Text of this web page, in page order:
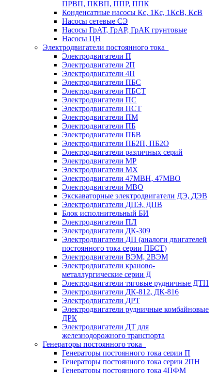
ПРВП, ПКВП, ППР, ППК
Конденсатные насосы Кс, 1Кс, 1КсВ, КсВ
Насосы сетевые СЭ
Насосы ГрАТ, ГрАР, ГрАК грунтовые
Насосы ЦН
Электродвигатели постоянного тока
Электродвигатели П
Электродвигатели 2П
Электродвигатели 4П
Электродвигатели ПБС
Электродвигатели ПБСТ
Электродвигатели ПС
Электродвигатели ПСТ
Электродвигатели ПМ
Электродвигатели ПБ
Электродвигатели ПБВ
Электродвигатели ПБ2П, ПБ2О
Электродвигатели различных серий
Электродвигатели МР
Электродвигатели MX
Электродвигатели 47MBH, 47МВО
Электродвигатели MBO
Экскаваторные электродвигатели ДЭ, ДЭВ
Электродвигатели ДПЭ, ДПВ
Блок исполнительный БИ
Электродвигатели ПЛ
Электродвигатели ДК-309
Электродвигатели ДП (аналоги двигателей
постоянного тока серии ПБСТ)
Электродвигатели ВЭМ, 2ВЭМ
Электродвигатели краново-
металлургические серии Д
Электродвигатели тяговые рудничные ДТН
Электродвигатели ДК-812, ДК-816
Электродвигатели ДРТ
Электродвигатели рудничные комбайновые
ДРК
Электродвигатели ДТ для
железнодорожного транспорта
Генераторы постоянного тока
Генераторы постоянного тока серии П
Генераторы постоянного тока серии 2ПН
Генераторы постоянного тока 4ПФМ